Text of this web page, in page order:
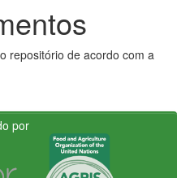
repositório de acordo com a
por